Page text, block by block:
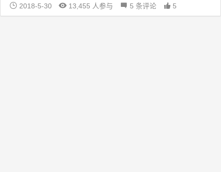
2018-5-30 13,455 人参与 5 条评论 5